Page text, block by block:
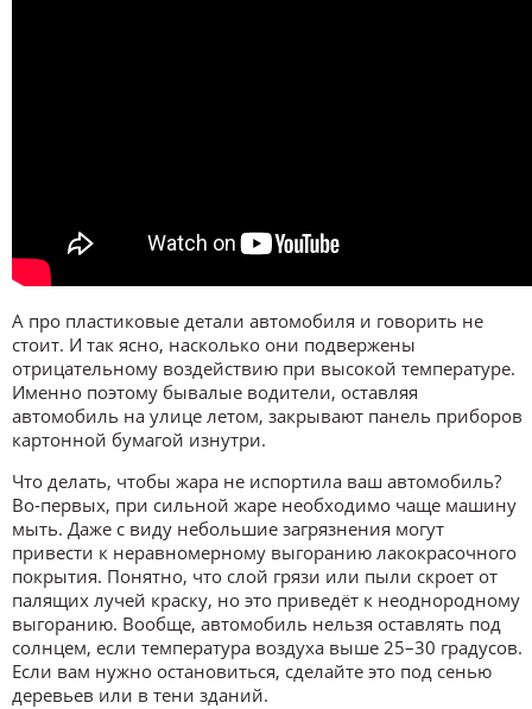
А про пластиковые детали автомобиля и говорить не
стоит. И так ясно, насколько они подвержены
отрицательному воздействию при высокой температуре.
Именно поэтому бывалые водители, оставляя
автомобиль на улице летом, закрывают панель приборов
картонной бумагой изнутри.
Что делать, чтобы жара не испортила ваш автомобиль?
Во-первых, при сильной жаре необходимо чаще машину
мыть. Даже с виду небольшие загрязнения могут
привести к неравномерному выгоранию лакокрасочного
покрытия. Понятно, что слой грязи или пыли скроет от
палящих лучей краску, но это приведёт к неоднородному
выгоранию. Вообще, автомобиль нельзя оставлять под
солнцем, если температура воздуха выше 25–30 градусов.
Если вам нужно остановиться, сделайте это под сенью
деревьев или в тени зданий.